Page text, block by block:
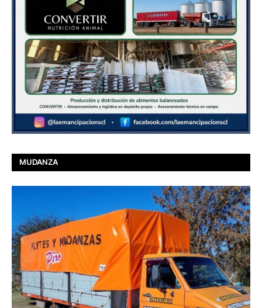
MUDANZA